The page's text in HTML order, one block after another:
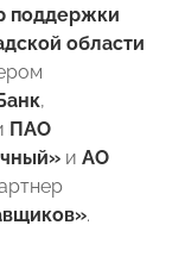
поддержки
области
,
ПАО
и АО
.